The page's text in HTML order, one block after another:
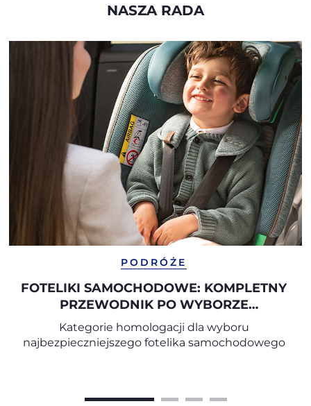
NASZA RADA
PODRÓŻE
FOTELIKI SAMOCHODOWE: KOMPLETNY
PRZEWODNIK PO WYBORZE
ODPOWIEDNIEGO FOTELIKA
SAMOCHODOWEGO
Kategorie homologacji dla wyboru
najbezpieczniejszego fotelika samochodowego